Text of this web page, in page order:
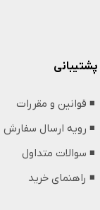
پشتیبانی
◾️ قوانین و مقررات
◾️ رویه ارسال سفارش
◾️ سوالات متداول
◾️ راهنمای خرید